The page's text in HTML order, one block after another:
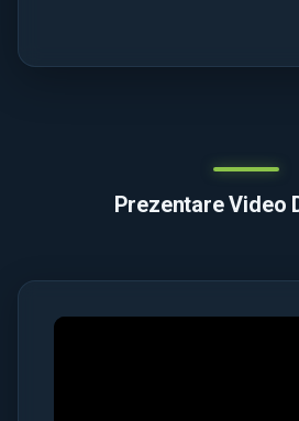
Prezentare Video